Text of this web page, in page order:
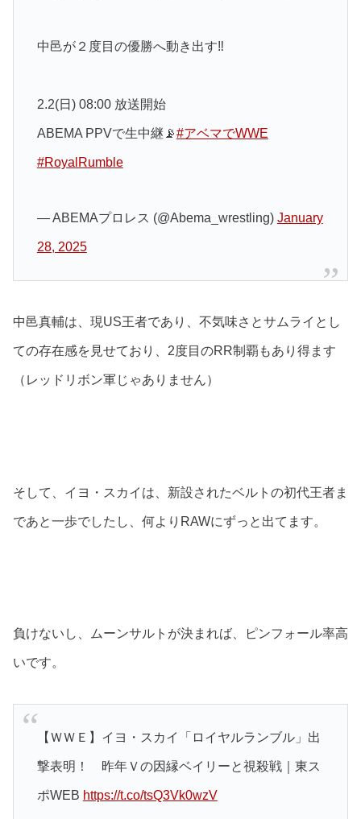
中邑が２度目の優勝へ動き出す‼️
2.2(日) 08:00 放送開始
ABEMA PPVで生中継📡#アベマでWWE
#RoyalRumble
— ABEMAプロレス (@Abema_wrestling) January
28, 2025
中邑真輔は、現US王者であり、不気味さとサムライとし
ての存在感を見せており、2度目のRR制覇もあり得ます
（レッドリボン軍じゃありません）
そして、イヨ・スカイは、新設されたベルトの初代王者ま
であと一歩でしたし、何よりRAWにずっと出てます。
負けないし、ムーンサルトが決まれば、ピンフォール率高
いです。
【ＷＷＥ】イヨ・スカイ「ロイヤルランブル」出
撃表明！ 昨年Ｖの因縁ベイリーと視殺戦｜東ス
ポWEB https://t.co/tsQ3Vk0wzV